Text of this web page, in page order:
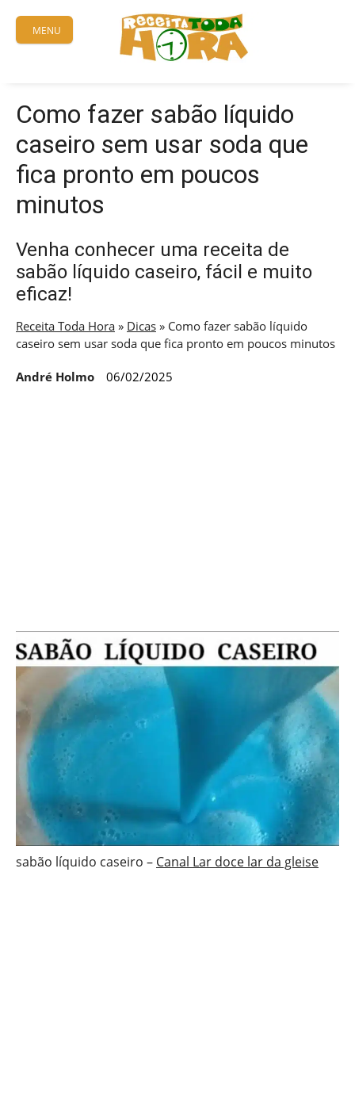
content
MENU
Como fazer sabão líquido
caseiro sem usar soda que
fica pronto em poucos
minutos
Venha conhecer uma receita de
sabão líquido caseiro, fácil e muito
eficaz!
Receita Toda Hora » Dicas » Como fazer sabão líquido
caseiro sem usar soda que fica pronto em poucos minutos
André Holmo 06/02/2025
sabão líquido caseiro – Canal Lar doce lar da gleise